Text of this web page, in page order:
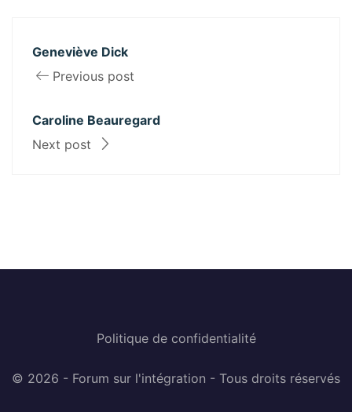
Geneviève Dick
Previous post
Caroline Beauregard
Next post
Politique de confidentialité
© 2026 - Forum sur l'intégration - Tous droits réservés